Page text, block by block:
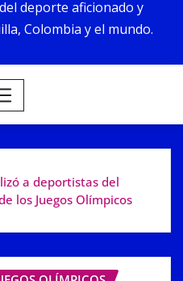
deporte aficionado y
Colombia y el mundo.
a deportistas del
los Juegos Olímpicos